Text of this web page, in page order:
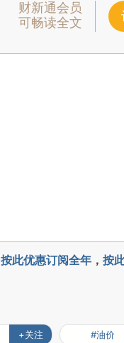
财新通会员
可畅读全文
按此优惠订阅全年 ， 按
+关注 #油价